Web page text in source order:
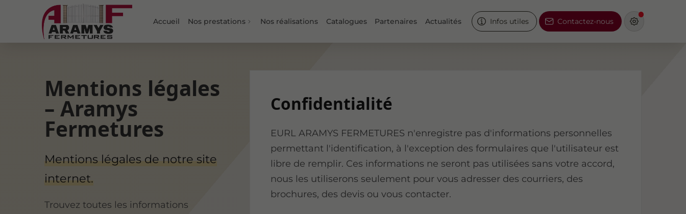
Accueil Nos prestations Nos réalisations Catalogues Partenaires Actualités Infos utiles Contactez-nous
Mentions légales
– Aramys
Fermetures
Mentions légales de notre site
internet.
Trouvez toutes les informations
Confidentialité
EURL ARAMYS FERMETURES n'enregistre pas d'informations personnelles
permettant l'identification, à l'exception des formulaires que l'utilisateur est
libre de remplir. Ces informations ne seront pas utilisées sans votre accord,
nous les utiliserons seulement pour vous adresser des courriers, des
brochures, des devis ou vous contacter.